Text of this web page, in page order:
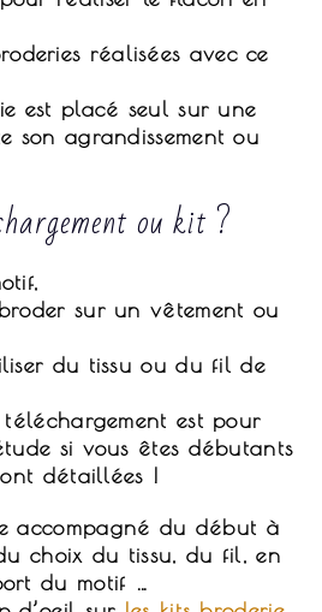
réalisées avec ce
est placé seul sur une
son agrandissement ou
ou kit ?
sur un vêtement ou
du tissu ou du fil de
est pour
si vous êtes débutants
détaillées !
accompagné du début à
choix du tissu, du fil, en
du motif …